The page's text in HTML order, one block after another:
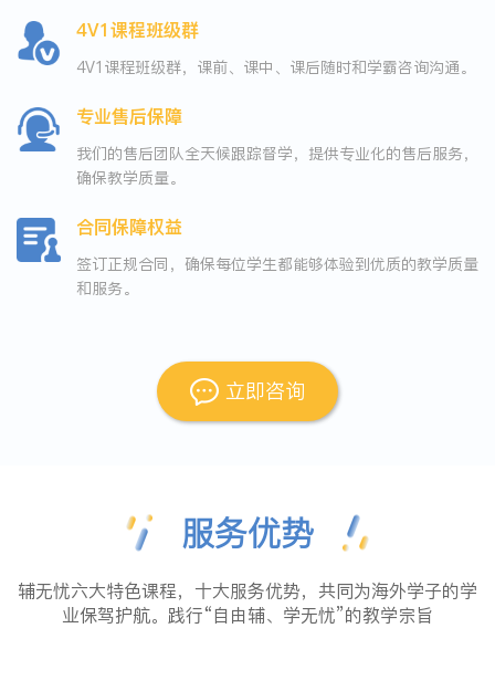
4V1课程班级群
4V1课程班级群，课前、课中、课后随时和学霸咨询沟通。
专业售后保障
我们的售后团队全天候跟踪督学，提供专业化的售后服务，
确保教学质量。
合同保障权益
签订正规合同，确保每位学生都能够体验到优质的教学质量
和服务。
立即咨询
服务优势
辅无忧六大特色课程，十大服务优势，共同为海外学子的学
业保驾护航。践行“自由辅、学无忧”的教学宗旨